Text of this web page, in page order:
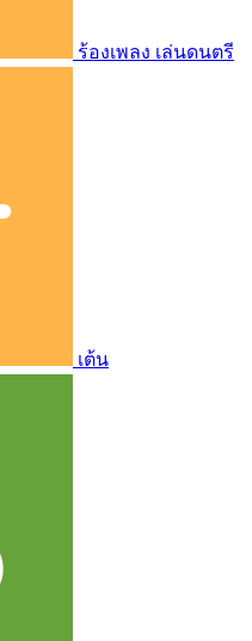
ร้องเพลง เล่นดนตรี
เต้น